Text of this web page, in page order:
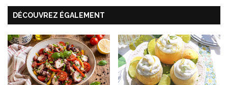
r
e
s
p
o
u
r
u
e
r
l
e
s
DÉCOUVREZ ÉGALEMENT